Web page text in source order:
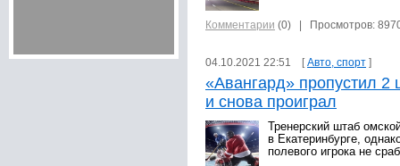
Комментарии (0) | Просмотров:
04.10.2021 22:51 [Авто, спорт ]
«Авангард» пропустил
и снова проиграл
Тренерский штаб
в Екатеринбурге,
полевого игрока не